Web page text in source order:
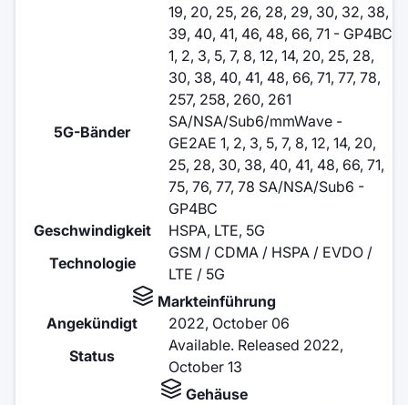
19, 20, 25, 26, 28, 29, 30, 32, 38,
39, 40, 41, 46, 48, 66, 71 - GP4BC
5G-Bänder
1, 2, 3, 5, 7, 8, 12, 14, 20, 25, 28,
30, 38, 40, 41, 48, 66, 71, 77, 78,
257, 258, 260, 261
SA/NSA/Sub6/mmWave -
GE2AE 1, 2, 3, 5, 7, 8, 12, 14, 20,
25, 28, 30, 38, 40, 41, 48, 66, 71,
75, 76, 77, 78 SA/NSA/Sub6 -
GP4BC
Geschwindigkeit
HSPA, LTE, 5G
Technologie
GSM / CDMA / HSPA / EVDO /
LTE / 5G
Markteinführung
Angekündigt
2022, October 06
Status
Available. Released 2022,
October 13
Gehäuse